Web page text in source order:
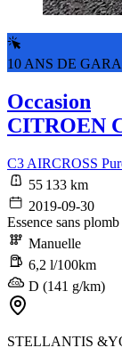
10 ANS DE
Occasion
CITROEN
C3 AIRCROSS
55 133 km
2019-09-30
Essence sans plomb
Manuelle
6,2 l/100km
D (141 g/km)
STELLANTIS